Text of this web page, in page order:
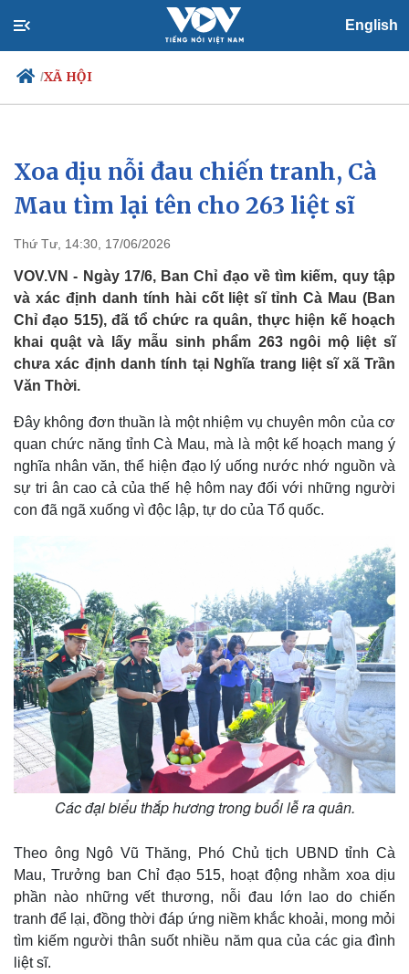
English
/XÃ HỘI
Chính trị
Đảng
Tổ chức nhân sự
Nhận diện sự thật
Xã hội
Tin 24h
Dự báo thời tiết
Việc làm
Biển đảo
Xoa dịu nỗi đau chiến tranh, Cà
Mau tìm lại tên cho 263 liệt sĩ
Thứ Tư, 14:30, 17/06/2026
VOV.VN - Ngày 17/6, Ban Chỉ đạo về tìm kiếm, quy tập
và xác định danh tính hài cốt liệt sĩ tỉnh Cà Mau (Ban
Chỉ đạo 515), đã tổ chức ra quân, thực hiện kế hoạch
khai quật và lấy mẫu sinh phẩm 263 ngôi mộ liệt sĩ
chưa xác định danh tính tại Nghĩa trang liệt sĩ xã Trần
Văn Thời.
Đây không đơn thuần là một nhiệm vụ chuyên môn của cơ
quan chức năng tỉnh Cà Mau, mà là một kế hoạch mang ý
nghĩa nhân văn, thể hiện đạo lý uống nước nhớ nguồn và
sự tri ân cao cả của thế hệ hôm nay đối với những người
con đã ngã xuống vì độc lập, tự do của Tổ quốc.
Các đại biểu thắp hương trong buổi lễ ra quân.
Theo ông Ngô Vũ Thăng, Phó Chủ tịch UBND tỉnh Cà
Mau, Trưởng ban Chỉ đạo 515, hoạt động nhằm xoa dịu
phần nào những vết thương, nỗi đau lớn lao do chiến
tranh để lại, đồng thời đáp ứng niềm khắc khoải, mong mỏi
tìm kiếm người thân suốt nhiều năm qua của các gia đình
liệt sĩ.